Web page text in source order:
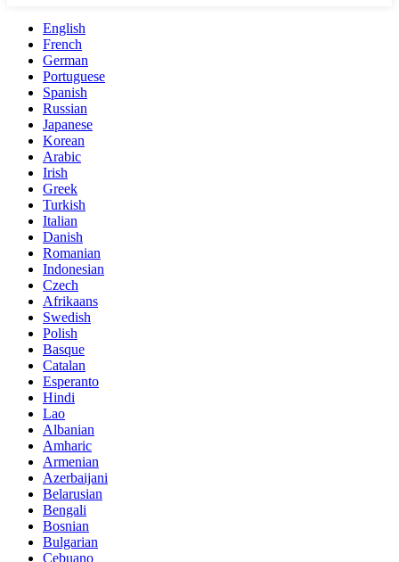
English
French
German
Portuguese
Spanish
Russian
Japanese
Korean
Arabic
Irish
Greek
Turkish
Italian
Danish
Romanian
Indonesian
Czech
Afrikaans
Swedish
Polish
Basque
Catalan
Esperanto
Hindi
Lao
Albanian
Amharic
Armenian
Azerbaijani
Belarusian
Bengali
Bosnian
Bulgarian
Cebuano